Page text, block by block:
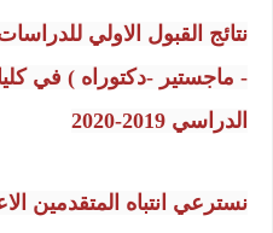
نتائج القبول الاولي
- ماجستير -دكتوراه ) في
الدراسي 2019-2020
نسترعي انتباه المتقدمين